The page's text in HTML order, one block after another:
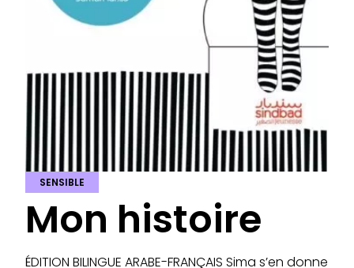
SENSIBLE
Mon histoire
ÉDITION BILINGUE ARABE-FRANÇAIS Sima s’en donne